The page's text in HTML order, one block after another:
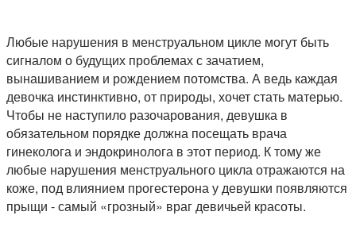
Любые нарушения в менструальном цикле могут быть
сигналом о будущих проблемах с зачатием,
вынашиванием и рождением потомства. А ведь каждая
девочка инстинктивно, от природы, хочет стать матерью.
Чтобы не наступило разочарования, девушка в
обязательном порядке должна посещать врача
гинеколога и эндокринолога в этот период. К тому же
любые нарушения менструального цикла отражаются на
коже, под влиянием прогестерона у девушки появляются
прыщи - самый «грозный» враг девичьей красоты.